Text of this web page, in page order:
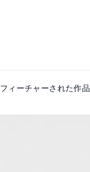
フィーチャーされた作品